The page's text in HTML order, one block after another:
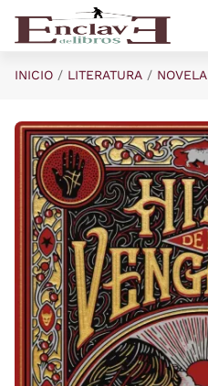
Saltar al contenido principal
INICIO LITERATURA NOVELA